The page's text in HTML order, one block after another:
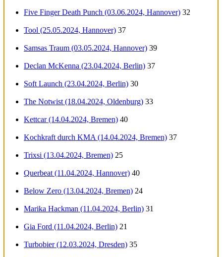
Five Finger Death Punch (03.06.2024, Hannover) 32
Tool (25.05.2024, Hannover) 37
Samsas Traum (03.05.2024, Hannover) 39
Declan McKenna (23.04.2024, Berlin) 37
Soft Launch (23.04.2024, Berlin) 30
The Notwist (18.04.2024, Oldenburg) 33
Kettcar (14.04.2024, Bremen) 40
Kochkraft durch KMA (14.04.2024, Bremen) 37
Trixsi (13.04.2024, Bremen) 25
Querbeat (11.04.2024, Hannover) 40
Below Zero (13.04.2024, Bremen) 24
Marika Hackman (11.04.2024, Berlin) 31
Gia Ford (11.04.2024, Berlin) 21
Turbobier (12.03.2024, Dresden) 35